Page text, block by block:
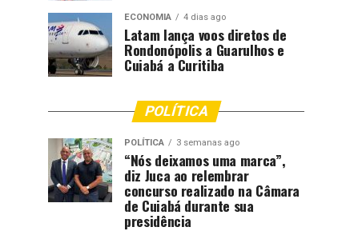
ECONOMIA 4 dias ago
Latam lança voos diretos de
Rondonópolis a Guarulhos e
Cuiabá a Curitiba
POLÍTICA
POLÍTICA 3 semanas ago
“Nós deixamos uma marca”,
diz Juca ao relembrar
concurso realizado na Câmara
de Cuiabá durante sua
presidência